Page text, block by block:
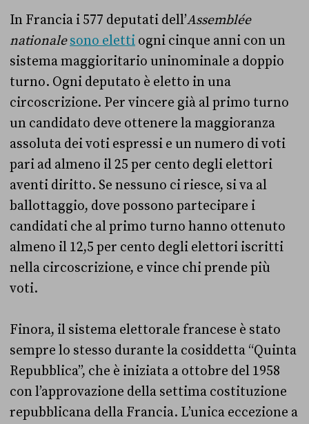
In Francia i 577 deputati dell’Assemblée
nationalesono eletti ogni cinque anni con un
sistema maggioritario uninominale a doppio
turno. Ogni deputato è eletto in una
circoscrizione. Per vincere già al primo turno
un candidato deve ottenere la maggioranza
assoluta dei voti espressi e un numero di voti
pari ad almeno il 25 per cento degli elettori
aventi diritto. Se nessuno ci riesce, si va al
ballottaggio, dove possono partecipare i
candidati che al primo turno hanno ottenuto
almeno il 12,5 per cento degli elettori iscritti
nella circoscrizione, e vince chi prende più
voti.
Finora, il sistema elettorale francese è stato
sempre lo stesso durante la cosiddetta “Quinta
Repubblica”, che è iniziata a ottobre del 1958
con l’approvazione della settima costituzione
repubblicana della Francia. L’unica eccezione a